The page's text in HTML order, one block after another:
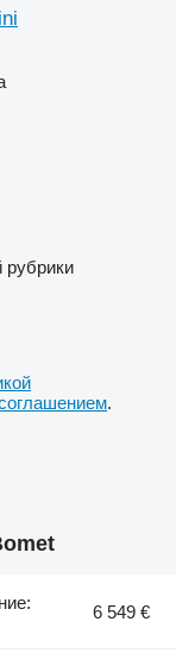
рубрики
.
6 549 €